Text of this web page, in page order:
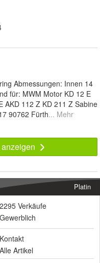
Abmessungen: Innen 14
für: MWM Motor KD 12 E
AKD 112 Z KD 211 Z Sabine
90762 Fürth... Mehr
Platin
2295 Verkäufe
Gewerblich
Kontakt
Alle Artikel